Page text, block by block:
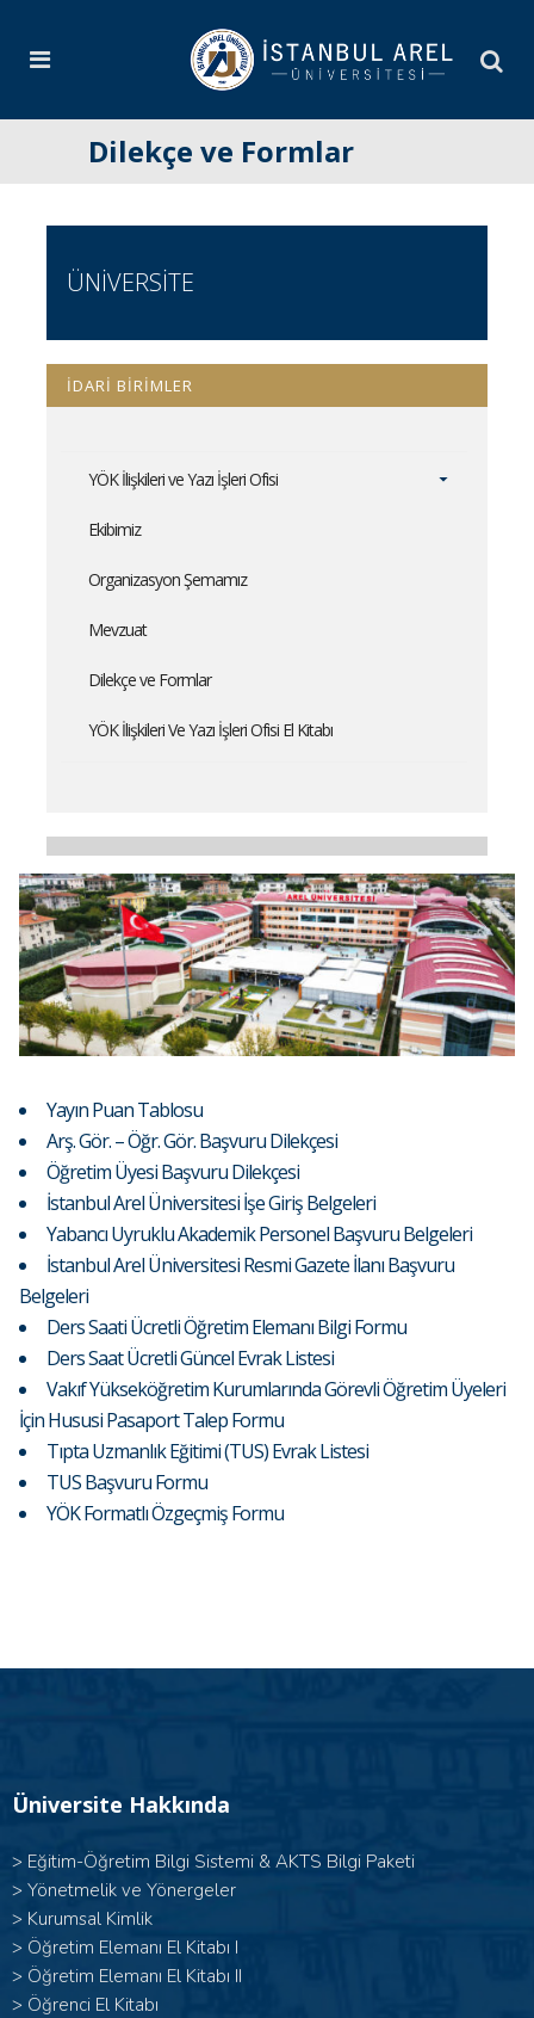
Dilekçe ve Formlar
ÜNİVERSİTE
İDARİ BİRİMLER
YÖK İlişkileri ve Yazı İşleri Ofisi
Ekibimiz
Organizasyon Şemamız
Mevzuat
Dilekçe ve Formlar
YÖK İlişkileri Ve Yazı İşleri Ofisi El Kitabı
Yayın Puan Tablosu
Arş. Gör. – Öğr. Gör. Başvuru Dilekçesi
Öğretim Üyesi Başvuru Dilekçesi
İstanbul Arel Üniversitesi İşe Giriş Belgeleri
Yabancı Uyruklu Akademik Personel Başvuru Belgeleri
İstanbul Arel Üniversitesi Resmi Gazete İlanı Başvuru
Belgeleri
Ders Saati Ücretli Öğretim Elemanı Bilgi Formu
Ders Saat Ücretli Güncel Evrak Listesi
Vakıf Yükseköğretim Kurumlarında Görevli Öğretim Üyeleri
İçin Hususi Pasaport Talep Formu
Tıpta Uzmanlık Eğitimi (TUS) Evrak Listesi
TUS Başvuru Formu
YÖK Formatlı Özgeçmiş Formu
Üniversite Hakkında
> Eğitim-Öğretim Bilgi Sistemi & AKTS Bilgi Paketi
> Yönetmelik ve Yönergeler
> Kurumsal Kimlik
> Öğretim Elemanı El Kitabı I
> Öğretim Elemanı El Kitabı II
> Öğrenci El Kitabı